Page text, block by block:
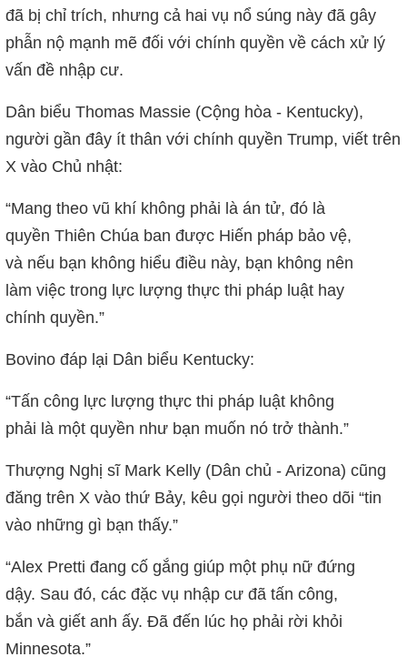
đã bị chỉ trích, nhưng cả hai vụ nổ súng này đã gây
phẫn nộ mạnh mẽ đối với chính quyền về cách xử lý
vấn đề nhập cư.
Dân biểu Thomas Massie (Cộng hòa - Kentucky),
người gần đây ít thân với chính quyền Trump, viết trên
X vào Chủ nhật:
“Mang theo vũ khí không phải là án tử, đó là
quyền Thiên Chúa ban được Hiến pháp bảo vệ,
và nếu bạn không hiểu điều này, bạn không nên
làm việc trong lực lượng thực thi pháp luật hay
chính quyền.”
Bovino đáp lại Dân biểu Kentucky:
“Tấn công lực lượng thực thi pháp luật không
phải là một quyền như bạn muốn nó trở thành.”
Thượng Nghị sĩ Mark Kelly (Dân chủ - Arizona) cũng
đăng trên X vào thứ Bảy, kêu gọi người theo dõi “tin
vào những gì bạn thấy.”
“Alex Pretti đang cố gắng giúp một phụ nữ đứng
dậy. Sau đó, các đặc vụ nhập cư đã tấn công,
bắn và giết anh ấy. Đã đến lúc họ phải rời khỏi
Minnesota.”